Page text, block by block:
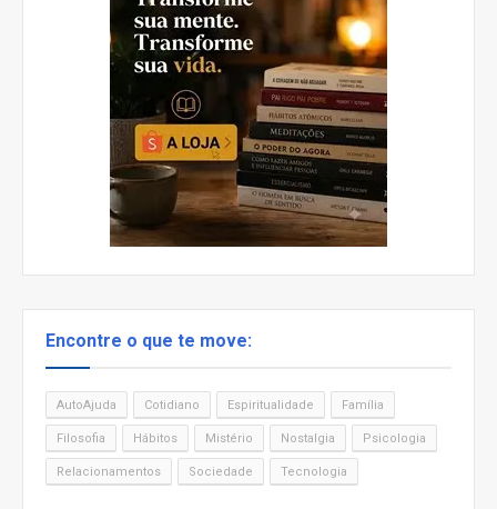
Encontre o que te move:
AutoAjuda Cotidiano Espiritualidade Família
Filosofia Hábitos Mistério Nostalgia Psicologia
Relacionamentos Sociedade Tecnologia